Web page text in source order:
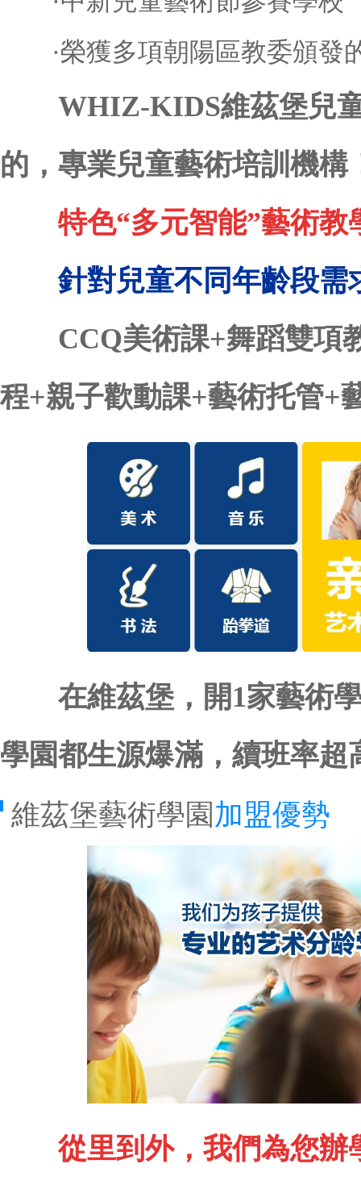
·榮獲多項朝陽區教委頒發
WHIZ-KIDS維茲堡兒
的，專業兒童藝術培訓機構
特色“多元智能”藝術教
針對兒童不同年齡段
CCQ美術課+舞蹈雙項
程+親子歡動課+藝術托管+
在維茲堡，開1家藝術
學園都生源爆滿，續班率超
維茲堡藝術學園加盟優勢
從里到外，我們為您辦